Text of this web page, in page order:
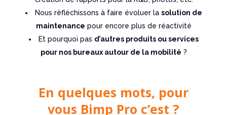
Nous réfléchissons à faire évoluer la solution de
maintenance pour encore plus de réactivité
Et pourquoi pas d’autres produits ou services
pour nos bureaux autour de la mobilité ?
En quelques mots, pour
vous Bimp Pro c’est ?